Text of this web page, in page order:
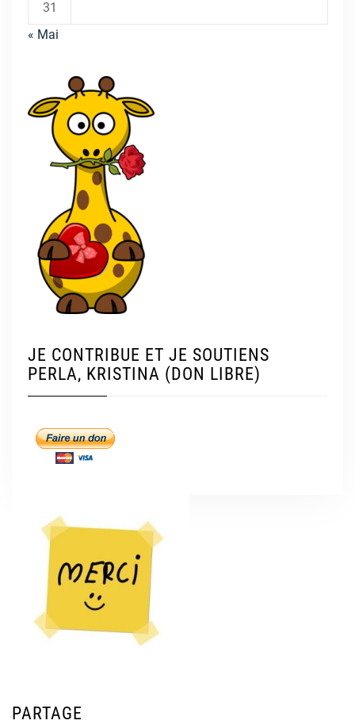
31
« Mai
JE CONTRIBUE ET JE SOUTIENS
PERLA, KRISTINA (DON LIBRE)
PARTAGE